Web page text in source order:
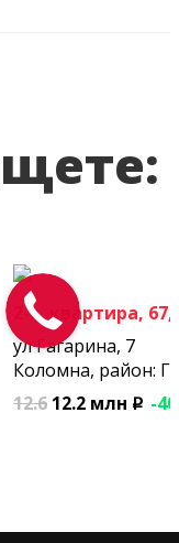
2-к. квартира,
ул Гагарина, 7
Коломна, район:
12.6 12.2 млн p -